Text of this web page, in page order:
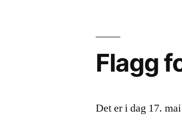
Flagg
Det er i dag 17.